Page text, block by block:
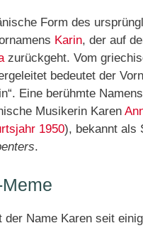
Form des
Karin, der auf
zurückgeht. Vom
bedeutet der
Eine berühmte
Musikerin Karen
1950), bekannt als
.
der Name Karen seit